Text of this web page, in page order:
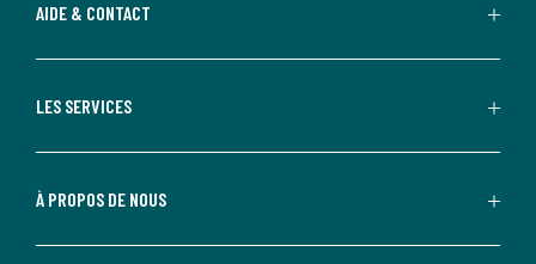
AIDE & CONTACT
LES SERVICES
À PROPOS DE NOUS